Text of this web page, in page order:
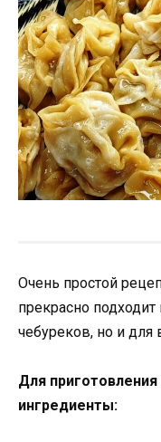
Очень простой
прекрасно
чебуреков, но и для
Для
ингредиенты: